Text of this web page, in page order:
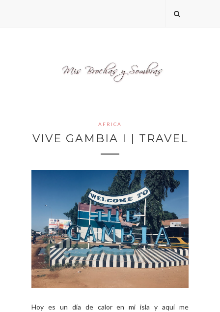
AFRICA
VIVE GAMBIA I | TRAVEL
Hoy es un día de calor en mi isla y aquí me